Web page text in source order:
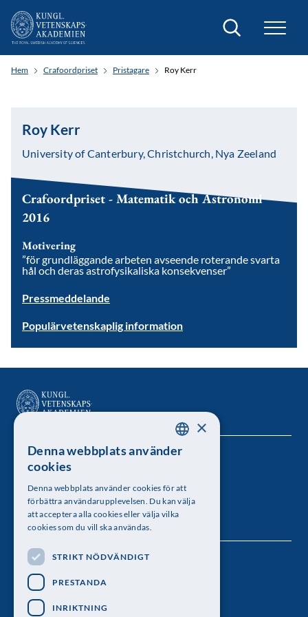
Sök
Hem Crafoordpriset Pristagare Roy Kerr
Roy Kerr
University of Canterbury, Christchurch, Nya Zeeland
Crafoordpriset - Matematik och Astronomi
2016
Motivering
”för grundläggande arbeten avseende roterande svarta
hål och deras astrofysikaliska konsekvenser”
Pressmeddelande
Populärvetenskaplig information
Kungl. Vetenskapsakademien
Besöksadress: Lilla Frescativägen 4A
Telefon: 08-673 95 00
Följ oss
SWEDISH
×
Denna webbplats använder
cookies
Denna webbplats använder cookies för att
förbättra användarupplevelsen. Du kan välja
att acceptera alla cookies eller välja vilka
cookies som du vill ska användas.
STRIKT NÖDVÄNDIGT
PRESTANDA
INRIKTNING